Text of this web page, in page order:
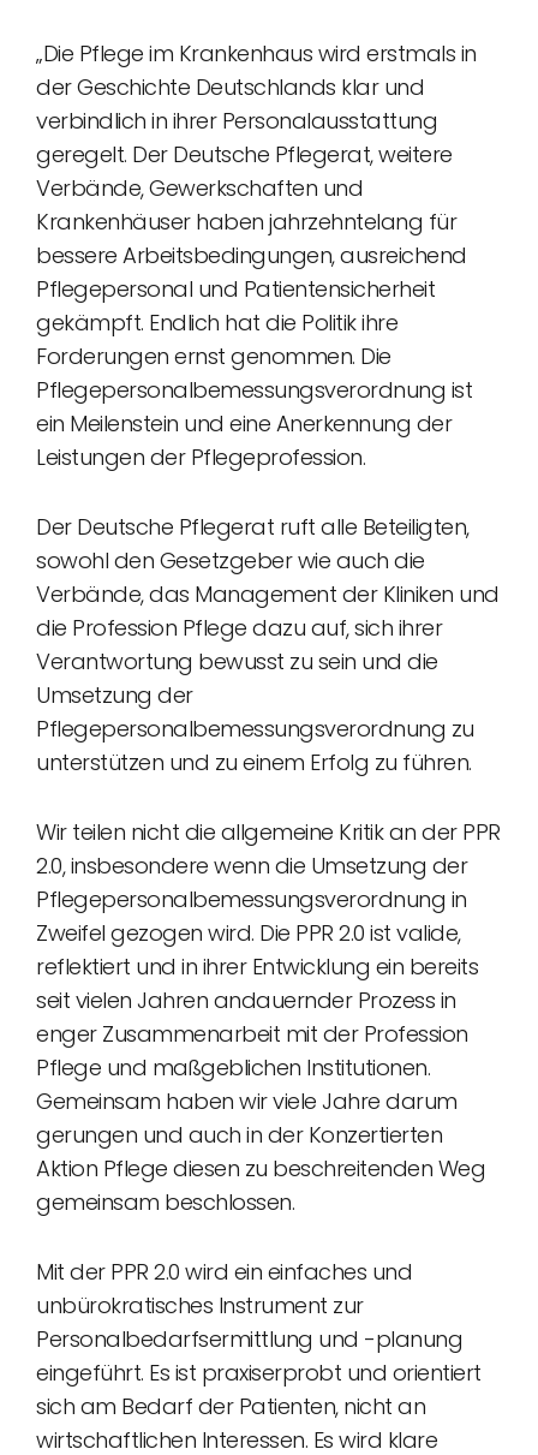
„Die Pflege im Krankenhaus wird erstmals in
der Geschichte Deutschlands klar und
verbindlich in ihrer Personalausstattung
geregelt. Der Deutsche Pflegerat, weitere
Verbände, Gewerkschaften und
Krankenhäuser haben jahrzehntelang für
bessere Arbeitsbedingungen, ausreichend
Pflegepersonal und Patientensicherheit
gekämpft. Endlich hat die Politik ihre
Forderungen ernst genommen. Die
Pflegepersonalbemessungsverordnung ist
ein Meilenstein und eine Anerkennung der
Leistungen der Pflegeprofession.
Der Deutsche Pflegerat ruft alle Beteiligten,
sowohl den Gesetzgeber wie auch die
Verbände, das Management der Kliniken und
die Profession Pflege dazu auf, sich ihrer
Verantwortung bewusst zu sein und die
Umsetzung der
Pflegepersonalbemessungsverordnung zu
unterstützen und zu einem Erfolg zu führen.
Wir teilen nicht die allgemeine Kritik an der PPR
2.0, insbesondere wenn die Umsetzung der
Pflegepersonalbemessungsverordnung in
Zweifel gezogen wird. Die PPR 2.0 ist valide,
reflektiert und in ihrer Entwicklung ein bereits
seit vielen Jahren andauernder Prozess in
enger Zusammenarbeit mit der Profession
Pflege und maßgeblichen Institutionen.
Gemeinsam haben wir viele Jahre darum
gerungen und auch in der Konzertierten
Aktion Pflege diesen zu beschreitenden Weg
gemeinsam beschlossen.
Mit der PPR 2.0 wird ein einfaches und
unbürokratisches Instrument zur
Personalbedarfsermittlung und -planung
eingeführt. Es ist praxiserprobt und orientiert
sich am Bedarf der Patienten, nicht an
wirtschaftlichen Interessen. Es wird klare